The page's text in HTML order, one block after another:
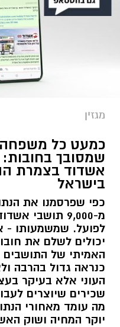
מגזין
כמעט כל משפחה
שמסובך
אשדוד בצמרת
בישראל
כפי שפרסמנו את
מ-9,000 תושבי
לפועל. שמשמעותו -
יכולים לשלם את
האמיתי של
כנראה גדול בהרבה
העוני אלא בעיקר
שכירים שיוצרים
מה עומד מאחורי
יוקר המחיה ושוק